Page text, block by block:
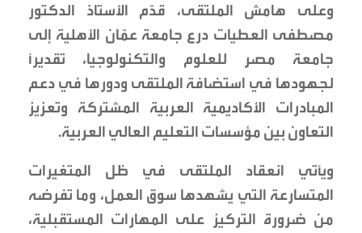
وعلى هامش الملتقى، قدّم الأستاذ الدكتور
مصطفى العطيات درع جامعة عمّان الأهلية إلى
جامعة مصر للعلوم والتكنولوجيا، تقديراً
لجهودها في استضافة الملتقى ودورها في دعم
المبادرات الأكاديمية العربية المشتركة وتعزيز
التعاون بين مؤسسات التعليم العالي العربية.
ويأتي انعقاد الملتقى في ظل المتغيرات
المتسارعة التي يشهدها سوق العمل، وما تفرضه
من ضرورة التركيز على المهارات المستقبلية،